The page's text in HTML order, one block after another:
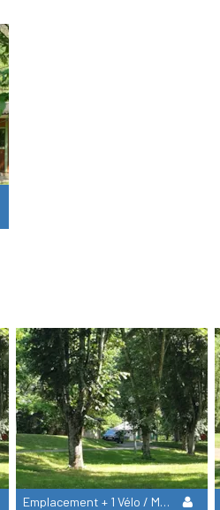
Emplacement + 1 Vélo / Moto + 1 Tente